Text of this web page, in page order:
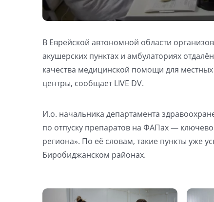
В Еврейской автономной области
акушерских пунктах и амбулаториях
качества медицинской помощи для
центры, сообщает LIVE DV.
И.о. начальника департамента
по отпуску препаратов на ФАПах —
региона». По её словам, такие пункты уже
Биробиджанском районах.